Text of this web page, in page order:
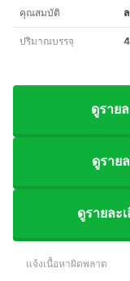
คุณสมบัติ
ปริมาณบรรจุ
ดูราย
ดูราย
ดูรายละ
แจ้งเนื้อหาผิดพลาด